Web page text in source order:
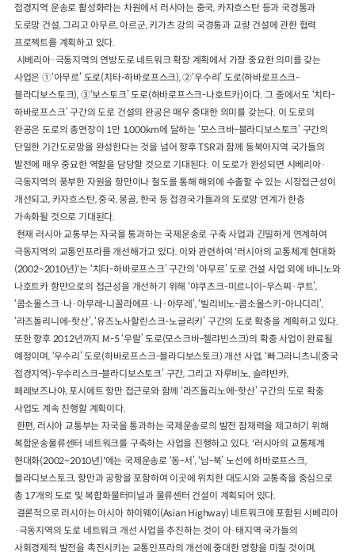
접경지역 운송로 활성화라는 차원에서 러시아는 중국, 카자흐스탄 등과 국경통과
도로망 건설, 그리고 아무르, 아르군, 키가츠 강의 국경통과 교량 건설에 관한 협력
프로젝트를 계획하고 있다.
시베리아·극동지역의 연방도로 네트워크 확장 계획에서 가장 중요한 의미를 갖는
사업은 ①‘아무르’ 도로(치타-하바로프스크), ②‘우수리’ 도로(하바로프스크-
블라디보스토크), ③‘보스토크’ 도로(하바로프스크-나호트카)이다. 그 중에서도 ‘치타-
하바로프스크’ 구간의 도로 건설의 완공은 매우 중대한 의미를 갖는다. 이 도로의
완공은 도로의 총연장이 1만 1,000km에 달하는 ‘모스크바-블라디보스토크’ 구간의
단일한 기간도로망을 완성한다는 것을 넘어 향후 TSR과 함께 동북아지역 국가들의
발전에 매우 중요한 역할을 담당할 것으로 기대된다. 이 도로가 완성되면 시베리아·
극동지역의 풍부한 자원을 항만이나 철도를 통해 해외에 수출할 수 있는 시장접근성이
개선되고, 카자흐스탄, 중국, 몽골, 한국 등 접경국가들과의 도로망 연계가 한층
가속화될 것으로 기대된다.
현재 러시아 교통부는 자국을 통과하는 국제운송로 구축 사업과 긴밀하게 연계하여
극동지역의 교통인프라를 개선해가고 있다. 이와 관련하여 '러시아의 교통체계 현대화
(2002~2010년)'는 ‘치타-하바로프스크’ 구간의 ‘아무르’ 도로 건설 사업 외에 바니노와
나호트카 항만으로의 접근성을 개선하기 위해 ‘야쿠츠크-미르니이-우스찌·쿠트’,
‘콤소몰스크·나·아무레-니꼴라에프·나·아무레’, ‘빌리비노-콤소몰스키-아나디리’,
‘라즈돌리니에-핫산’, ‘유즈노사할린스크-노글리키’ 구간의 도로 확충을 계획하고 있다.
또한 향후 2012년까지 M-5 ‘우랄’ 도로(모스크바-첼랴빈스크)의 확충 사업이 완료될
예정이며, ‘우수리’ 도로(하바로프스크-블라디보스토크) 개선 사업, ‘빠그라니츠니(중국
접경지역)-우수리스크-블라디보스토크’ 구간, 그리고 자루비노, 슬랴뱐카,
페레보즈나야, 포시에트 항만 접근로와 함께 ‘라즈돌리노에-핫산’ 구간의 도로 확충
사업도 계속 진행할 계획이다.
한편, 러시아 교통부는 자국을 통과하는 국제운송로의 발전 잠재력을 제고하기 위해
복합운송물류센터 네트워크를 구축하는 사업을 진행하고 있다. '러시아의 교통체계
현대화(2002~2010년)'에는 국제운송로 ‘동-서’, ‘남-북’ 노선에 하바로프스크,
블라디보스토크, 항만과 공항을 포함하여 이곳에 위치한 대도시와 교통축을 중심으로
총 17개의 도로 및 복합화물터미널과 물류센터 건설이 계획되어 있다.
결론적으로 러시아는 아시아 하이웨이(Asian Highway) 네트워크에 포함된 시베리아
·극동지역의 도로 네트워크 개선 사업을 추진하는 것이 아·태지역 국가들의
사회경제적 발전을 촉진시키는 교통인프라의 개선에 중대한 영향을 미칠 것이며,